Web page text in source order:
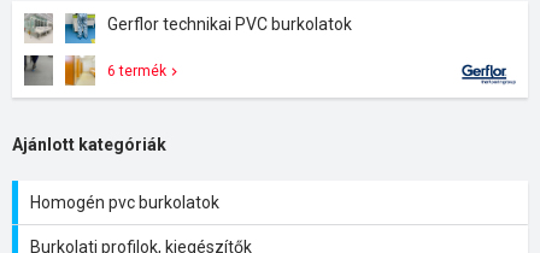
Gerflor technikai PVC burkolatok
6 termék
Ajánlott kategóriák
Homogén pvc burkolatok
Burkolati profilok, kiegészítők